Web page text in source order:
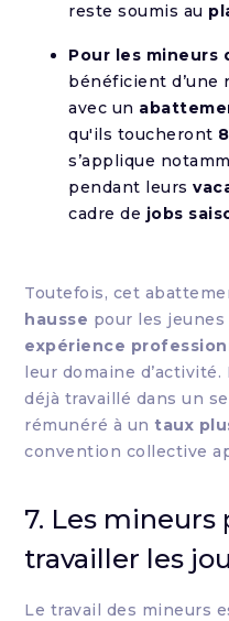
reste soumis au
Pour les mineurs
bénéficient d’une
avec un
qu'ils toucheront
s’applique
pendant leurs
cadre de jobs
Toutefois, cet
hausse pour les
expérience
leur domaine
déjà travaillé dans un
rémunéré à un taux
convention collective
7. Les mineurs
travailler les
Le travail des mineurs